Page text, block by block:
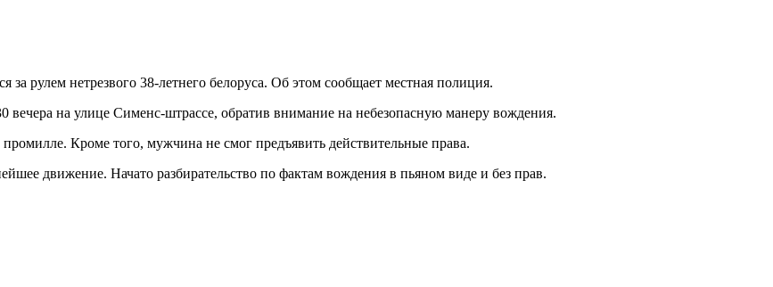
рулем нетрезвого 38-летнего белоруса. Об этом сообщает местная полиция.
вечера на улице Сименс-штрассе, обратив внимание на небезопасную манеру вождения.
Кроме того, мужчина не смог предъявить действительные права.
движение. Начато разбирательство по фактам вождения в пьяном виде и без прав.